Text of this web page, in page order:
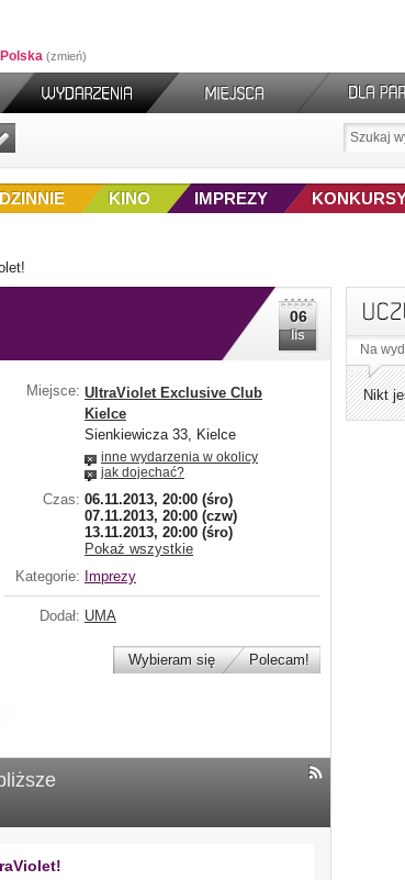
Polska zmień
IMPREZY
KINO
06
lis
Miejsce: UltraViolet Exclusive Club
Kielce
Sienkiewicza 33, Kielce
inne wydarzenia w okolicy
jak dojechać?
Czas: 06.11.2013, 20:00 (śro)
07.11.2013, 20:00 (czw)
13.11.2013, 20:00 (śro)
Pokaż wszystkie
Kategorie: Imprezy
Dodał: UMA
Wybieram się Polecam!
Na
Nikt